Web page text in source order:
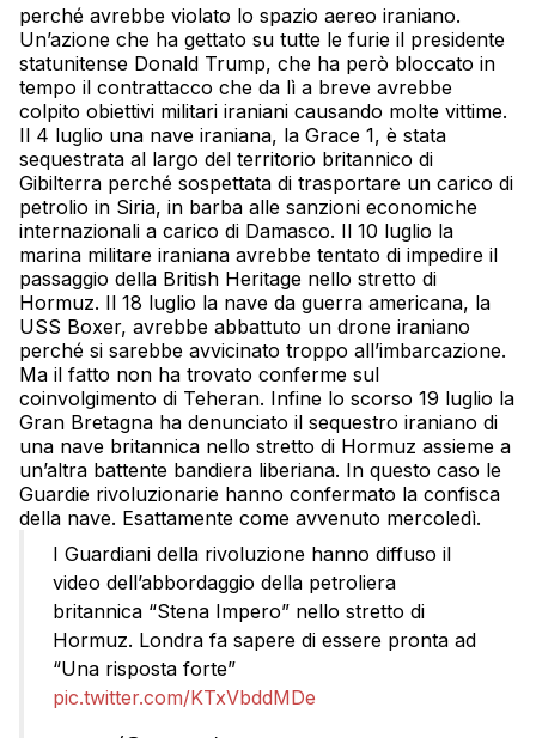
perché avrebbe violato lo spazio aereo iraniano.
Un’azione che ha gettato su tutte le furie il presidente
statunitense Donald Trump, che ha però bloccato in
tempo il contrattacco che da lì a breve avrebbe
colpito obiettivi militari iraniani causando molte vittime.
Il 4 luglio una nave iraniana, la Grace 1, è stata
sequestrata al largo del territorio britannico di
Gibilterra perché sospettata di trasportare un carico di
petrolio in Siria, in barba alle sanzioni economiche
internazionali a carico di Damasco. Il 10 luglio la
marina militare iraniana avrebbe tentato di impedire il
passaggio della British Heritage nello stretto di
Hormuz. Il 18 luglio la nave da guerra americana, la
USS Boxer, avrebbe abbattuto un drone iraniano
perché si sarebbe avvicinato troppo all’imbarcazione.
Ma il fatto non ha trovato conferme sul
coinvolgimento di Teheran. Infine lo scorso 19 luglio la
Gran Bretagna ha denunciato il sequestro iraniano di
una nave britannica nello stretto di Hormuz assieme a
un’altra battente bandiera liberiana. In questo caso le
Guardie rivoluzionarie hanno confermato la confisca
della nave. Esattamente come avvenuto mercoledì.
I Guardiani della rivoluzione hanno diffuso il
video dell’abbordaggio della petroliera
britannica “Stena Impero” nello stretto di
Hormuz. Londra fa sapere di essere pronta ad
“Una risposta forte”
pic.twitter.com/KTxVbddMDe